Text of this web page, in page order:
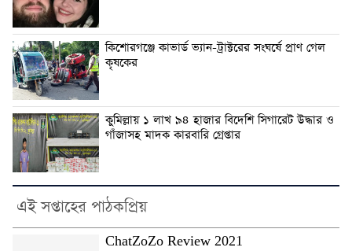
কিশোরগঞ্জে কাভার্ড ভ্যান-ট্রাক্টরের সংঘর্ষে প্রাণ গেল
কৃষকের
কুমিল্লায় ১ লাখ ৯৪ হাজার বিদেশি সিগারেট উদ্ধার ও
গাঁজাসহ মাদক কারবারি গ্রেপ্তার
এই সপ্তাহের পাঠকপ্রিয়
ChatZoZo Review 2021